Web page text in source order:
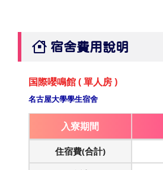
宿舍費用說明
国際嚶鳴館 ( 單人房 )
名古屋大學學生宿舍
入寮期間
住宿費(合計)